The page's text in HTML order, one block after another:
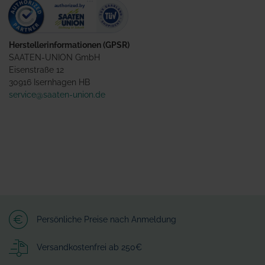
Herstellerinformationen (GPSR)
SAATEN-UNION GmbH
Eisenstraße 12
30916 Isernhagen HB
service@saaten-union.de
Persönliche Preise nach Anmeldung
Versandkostenfrei ab 250€